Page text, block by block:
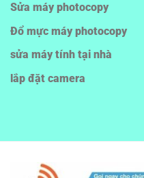
Sửa máy photocopy
Đổ mực máy photocopy
sửa máy tính tại nhà
lắp đặt camera